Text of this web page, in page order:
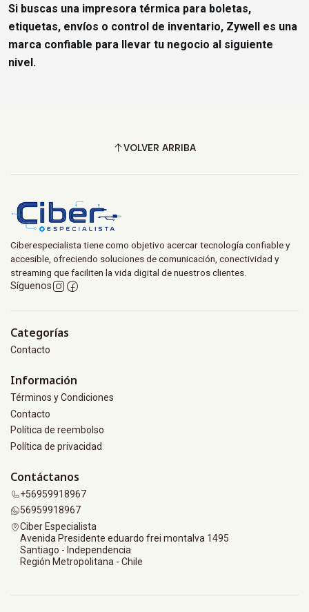
Si buscas una impresora térmica para boletas,
etiquetas, envíos o control de inventario, Zywell es una
marca confiable para llevar tu negocio al siguiente
nivel.
VOLVER ARRIBA
Ciberespecialista tiene como objetivo acercar tecnología confiable y
accesible, ofreciendo soluciones de comunicación, conectividad y
streaming que faciliten la vida digital de nuestros clientes.
Síguenos
Categorías
Contacto
Información
Términos y Condiciones
Contacto
Política de reembolso
Política de privacidad
Contáctanos
+56959918967
56959918967
Ciber Especialista
Avenida Presidente eduardo frei montalva 1495
Santiago - Independencia
Región Metropolitana - Chile